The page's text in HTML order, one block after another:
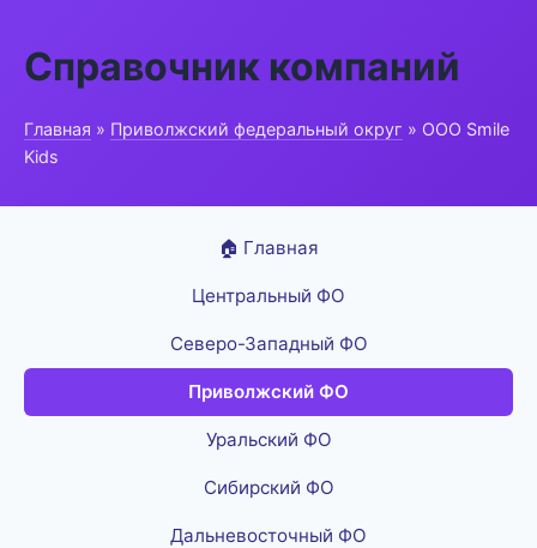
Справочник компаний
Главная » Приволжский федеральный округ » ООО Smile
Kids
🏠 Главная
Центральный ФО
Северо-Западный ФО
Приволжский ФО
Уральский ФО
Сибирский ФО
Дальневосточный ФО